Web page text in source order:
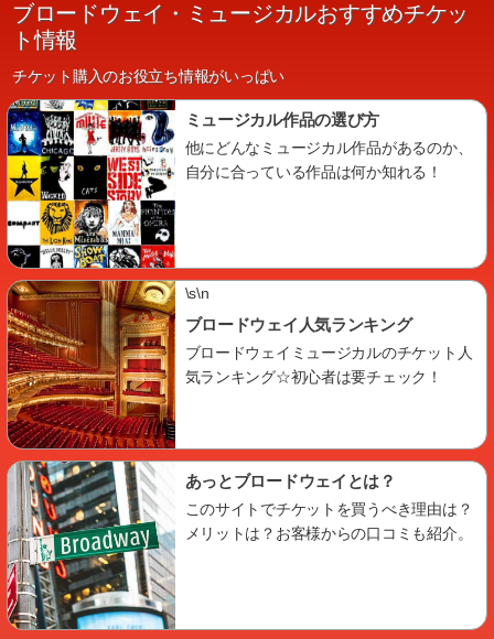
ブロードウェイ・ミュージカルおすすめチケッ
ト情報
チケット購入のお役立ち情報がいっぱい
ミュージカル作品の選び方
他にどんなミュージカル作品があるのか、
自分に合っている作品は何か知れる！
\s\n
ブロードウェイ人気ランキング
ブロードウェイミュージカルのチケット人
気ランキング☆初心者は要チェック！
あっとブロードウェイとは？
このサイトでチケットを買うべき理由は？
メリットは？お客様からの口コミも紹介。